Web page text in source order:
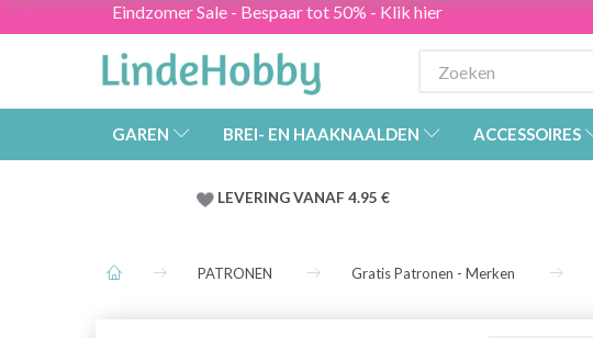
Eindzomer Sale - Bespaar tot 50% - Klik hier
GAREN BREI- EN HAAKNAALDEN ACCESSOIRES
LEVERING VANAF 4.95 €
PATRONEN Gratis Patronen - Merken